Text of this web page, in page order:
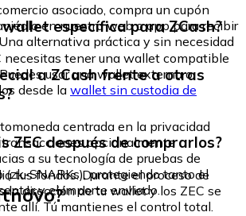
asociado, compra un cupón
en nuestra web o app para recibir
alternativa práctica y sin necesidad
específica para ZCash?
necesitas tener una wallet compatible
usar una wallet externa o
desde la wallet sin custodia de
a ZCash frente a otras
centrada en la privacidad
opcionalmente
a su tecnología de pruebas de
(zk-SNARKs), protegiendo tanto el
y el importe enviado.
ZEC después de comprarlos?
tus fondos. Durante el proceso de
la dirección de tu wallet y los ZEC se
allí. Tú mantienes el control total.